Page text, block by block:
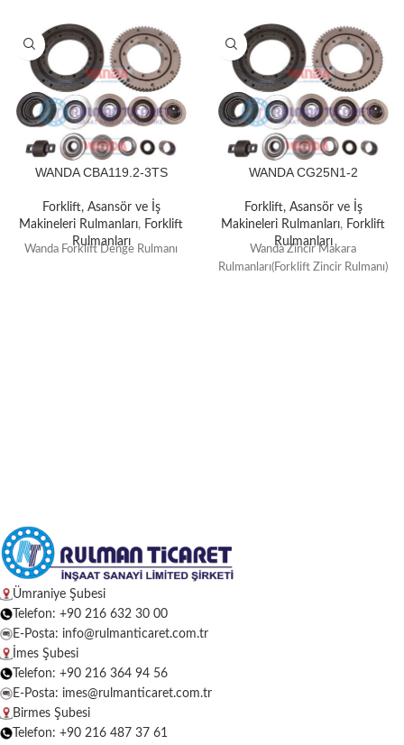
WANDA CBA119.2-3TS
Forklift, Asansör ve İş
Makineleri Rulmanları, Forklift
Rulmanları
Wanda Forklift Denge Rulmanı
WANDA CG25N1-2
Forklift, Asansör ve İş
Makineleri Rulmanları, Forklift
Rulmanları
Wanda Zincir Makara
Rulmanları(Forklift Zincir Rulmanı)
Ümraniye Şubesi
Telefon: +90 216 632 30 00
E-Posta: info@rulmanticaret.com.tr
İmes Şubesi
Telefon: +90 216 364 94 56
E-Posta: imes@rulmanticaret.com.tr
Birmes Şubesi
Telefon: +90 216 487 37 61